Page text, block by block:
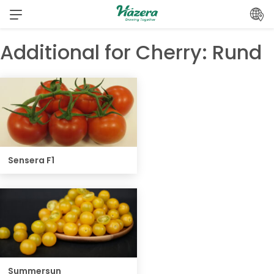
Zum
Inhalt
Additional for Cherry: Rund
Sensera F1
Summersun